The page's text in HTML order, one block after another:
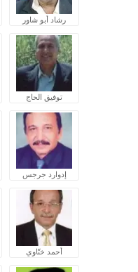
رشاد أبو شاور
توفيق الحاج
إدوارد جرجس
أحمد ختّاوي